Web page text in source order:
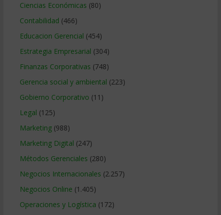
Ciencias Económicas (80)
Contabilidad (466)
Educacion Gerencial (454)
Estrategia Empresarial (304)
Finanzas Corporativas (748)
Gerencia social y ambiental (223)
Gobierno Corporativo (11)
Legal (125)
Marketing(988)
Marketing Digital (247)
Métodos Gerenciales (280)
Negocios Internacionales (2.257)
Negocios Online (1.405)
Operaciones y Logística (172)